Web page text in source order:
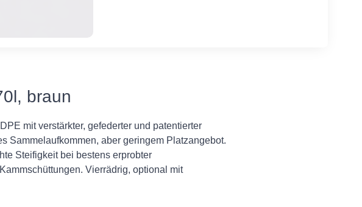
braun
mit verstärkter, gefederter und patentierter
Sammelaufkommen, aber geringem Platzangebot.
Steifigkeit bei bestens erprobter
Vierrädrig, optional mit